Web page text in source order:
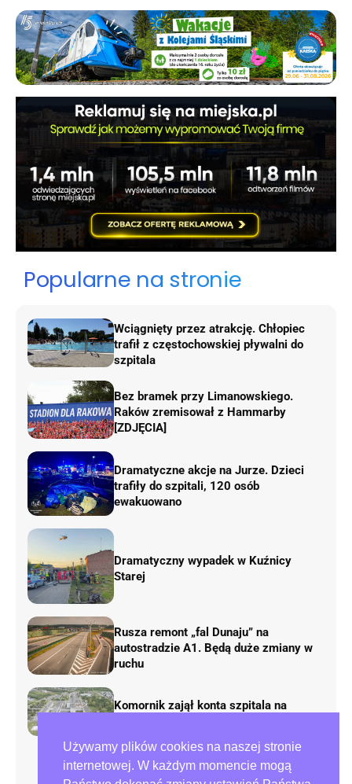
Używamy plików cookies na naszej stronie
internetowej. W każdym momencie mogą
Popularne na stronie
Wciągnięty przez atrakcję. Chłopiec
trafił z częstochowskiej pływalni do
szpitala
Bez bramek przy Limanowskiego.
Raków zremisował z Hammarby
[ZDJĘCIA]
Dramatyczne akcje na Jurze. Dzieci
trafiły do szpitali, 120 osób
ewakuowano
Dramatyczny wypadek w Kuźnicy
Starej
Rusza remont „fal Dunaju” na
autostradzie A1. Będą duże zmiany w
ruchu
Komornik zajął konta szpitala na
Atak na kobietę na częstochowskiej
Północy!